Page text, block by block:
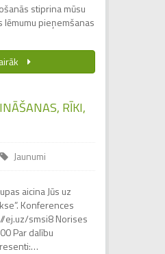
stiprina mūsu
pieņemšanas
RĪKI,
Jaunumi
aicina Jūs uz
Konferences
ej.uz/smsi8 Norises
Par dalību